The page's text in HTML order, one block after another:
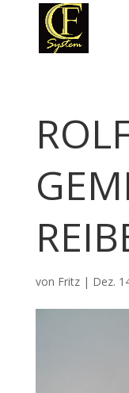
von Fritz| Dez.